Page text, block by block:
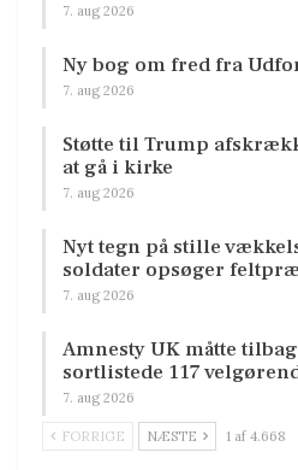
7. aug 2026
Ny bog om fred fra
7. aug 2026
Støtte til Trump
at gå i kirke
7. aug 2026
Nyt tegn på stille
soldater opsøger
7. aug 2026
Amnesty UK måtte
sortlistede 117
7. aug 2026
FORRIGE NÆSTE 1 af 4.668